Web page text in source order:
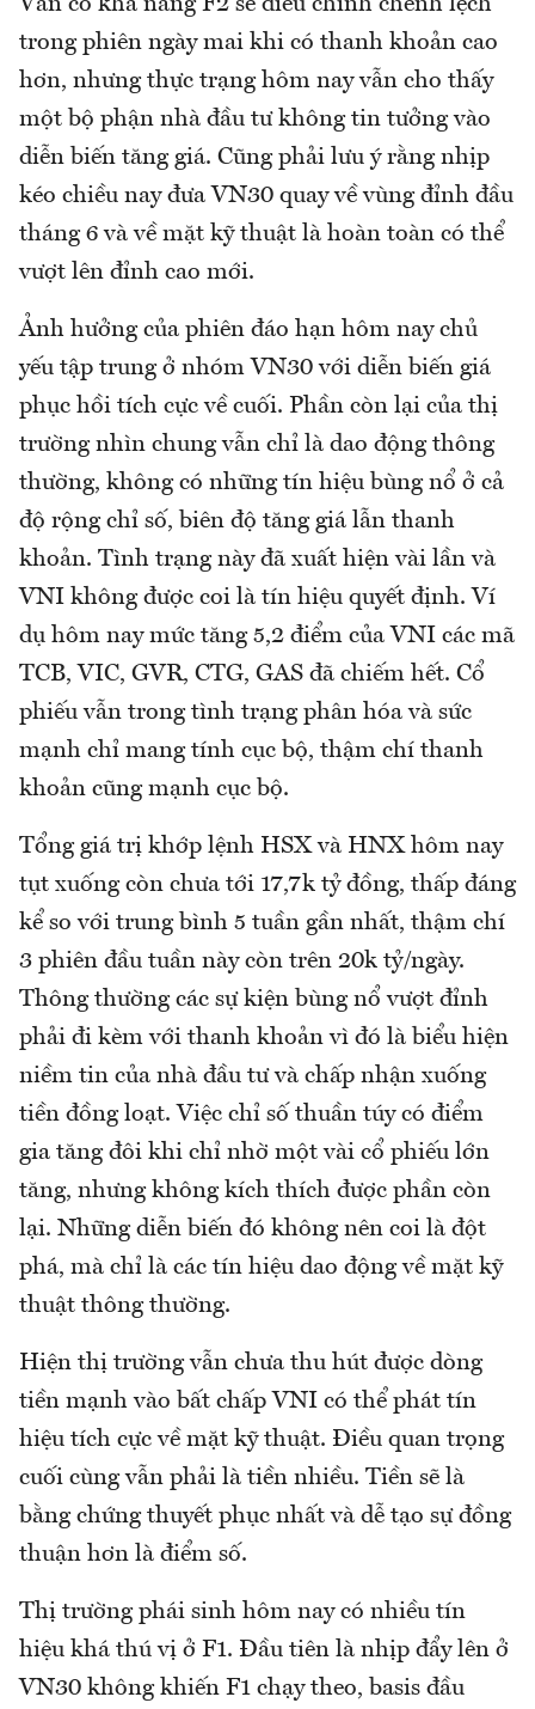
trong phiên ngày mai khi có thanh khoản cao
hơn, nhưng thực trạng hôm nay vẫn cho thấy
một bộ phận nhà đầu tư không tin tưởng vào
diễn biến tăng giá. Cũng phải lưu ý rằng nhịp
kéo chiều nay đưa VN30 quay về vùng đỉnh đầu
tháng 6 và về mặt kỹ thuật là hoàn toàn có thể
vượt lên đỉnh cao mới.
Ảnh hưởng của phiên đáo hạn hôm nay chủ
yếu tập trung ở nhóm VN30 với diễn biến giá
phục hồi tích cực về cuối. Phần còn lại của thị
trường nhìn chung vẫn chỉ là dao động thông
thường, không có những tín hiệu bùng nổ ở cả
độ rộng chỉ số, biên độ tăng giá lẫn thanh
khoản. Tình trạng này đã xuất hiện vài lần và
VNI không được coi là tín hiệu quyết định. Ví
dụ hôm nay mức tăng 5,2 điểm của VNI các mã
TCB, VIC, GVR, CTG, GAS đã chiếm hết. Cổ
phiếu vẫn trong tình trạng phân hóa và sức
mạnh chỉ mang tính cục bộ, thậm chí thanh
khoản cũng mạnh cục bộ.
Tổng giá trị khớp lệnh HSX và HNX hôm nay
tụt xuống còn chưa tới 17,7k tỷ đồng, thấp đáng
kể so với trung bình 5 tuần gần nhất, thậm chí
3 phiên đầu tuần này còn trên 20k tỷ/ngày.
Thông thường các sự kiện bùng nổ vượt đỉnh
phải đi kèm với thanh khoản vì đó là biểu hiện
niềm tin của nhà đầu tư và chấp nhận xuống
tiền đồng loạt. Việc chỉ số thuần túy có điểm
gia tăng đôi khi chỉ nhờ một vài cổ phiếu lớn
tăng, nhưng không kích thích được phần còn
lại. Những diễn biến đó không nên coi là đột
phá, mà chỉ là các tín hiệu dao động về mặt kỹ
thuật thông thường.
Hiện thị trường vẫn chưa thu hút được dòng
tiền mạnh vào bất chấp VNI có thể phát tín
hiệu tích cực về mặt kỹ thuật. Điều quan trọng
cuối cùng vẫn phải là tiền nhiều. Tiền sẽ là
bằng chứng thuyết phục nhất và dễ tạo sự đồng
thuận hơn là điểm số.
Thị trường phái sinh hôm nay có nhiều tín
hiệu khá thú vị ở F1. Đầu tiên là nhịp đẩy lên ở
VN30 không khiến F1 chạy theo, basis đầu